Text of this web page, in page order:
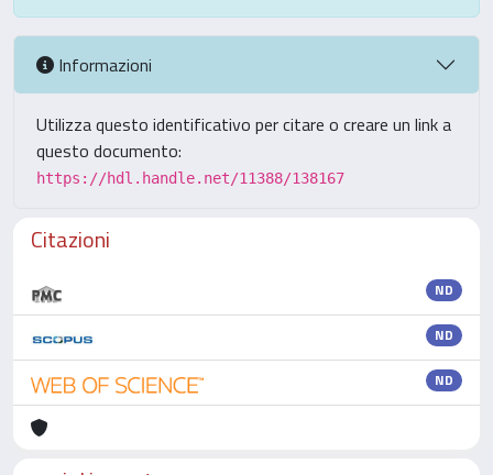
Informazioni
Utilizza questo identificativo per citare o creare un link a
questo documento:
https://hdl.handle.net/11388/138167
Citazioni
ND
ND
ND